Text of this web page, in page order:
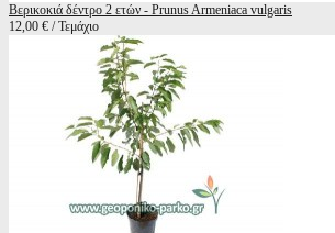
Βερικοκιά δέντρο 2 ετών - Prunus Armeniaca vulgaris
12,00 € / Τεμάχιο